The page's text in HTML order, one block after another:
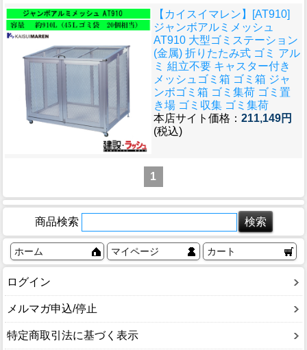
【カイスイマレン】[AT910]
ジャンボアルミメッシュ
AT910 大型ゴミステーション
(金属) 折りたたみ式 ゴミ アル
ミ 組立不要 キャスター付き
メッシュゴミ箱 ゴミ箱 ジャ
ンボゴミ箱 ゴミ集荷 ゴミ置
き場 ゴミ収集 ゴミ集荷
本店サイト価格： 211,149円
(税込)
1
商品検索
ホーム マイページ カート
ログイン
メルマガ申込/停止
特定商取引法に基づく表示